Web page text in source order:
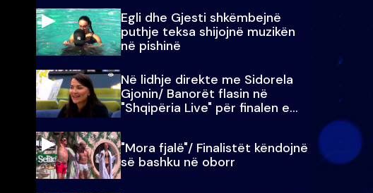
Egli dhe Gjesti shkëmbejnë
puthje teksa shijojnë muzikën
në pishinë
Në lidhje direkte me Sidorela
Gjonin/ Banorët flasin në
"Shqipëria Live" për finalen e
madhe
"Mora fjalë"/ Finalistët këndojnë
së bashku në oborr